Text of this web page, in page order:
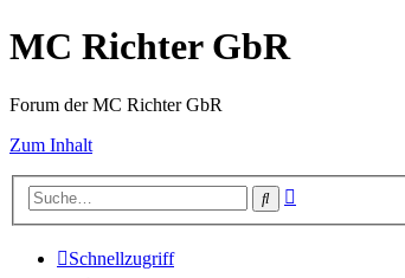
MC Richter GbR
Forum der MC Richter GbR
Zum Inhalt
Suche
Schnellzugriff